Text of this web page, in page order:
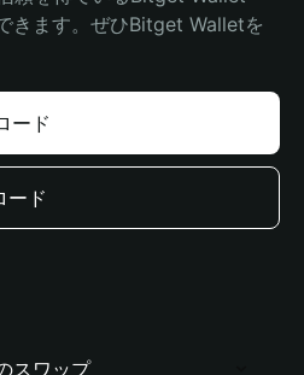
きます。ぜひBitget Walletを
ード
ード
スワップ